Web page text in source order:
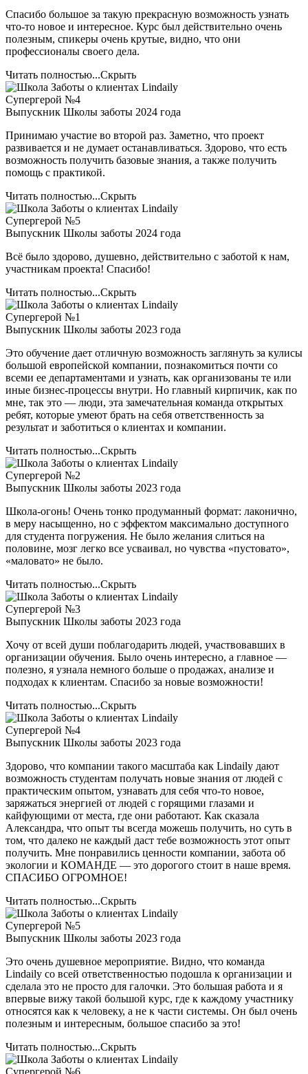
Спасибо большое за такую прекрасную возможность узнать
что-то новое и интересное. Курс был действительно очень
полезным, спикеры очень крутые, видно, что они
профессионалы своего дела.
Читать полностью...Скрыть
Супергерой №4
Выпускник Школы заботы 2024 года
Принимаю участие во второй раз. Заметно, что проект
развивается и не думает останавливаться. Здорово, что есть
возможность получить базовые знания, а также получить
помощь с практикой.
Читать полностью...Скрыть
Супергерой №5
Выпускник Школы заботы 2024 года
Всё было здорово, душевно, действительно с заботой к нам,
участникам проекта! Спасибо!
Читать полностью...Скрыть
Супергерой №1
Выпускник Школы заботы 2023 года
Это обучение дает отличную возможность заглянуть за кулисы
большой европейской компании, познакомиться почти со
всеми ее департаментами и узнать, как организованы те или
иные бизнес-процессы внутри. Но главный кирпичик, как по
мне, так это — люди, эта замечательная команда открытых
ребят, которые умеют брать на себя ответственность за
результат и заботиться о клиентах и компании.
Читать полностью...Скрыть
Супергерой №2
Выпускник Школы заботы 2023 года
Школа-огонь! Очень тонко продуманный формат: лаконично,
в меру насыщенно, но с эффектом максимально доступного
для студента погружения. Не было желания слиться на
половине, мозг легко все усваивал, но чувства «пустовато»,
«маловато» не было.
Читать полностью...Скрыть
Супергерой №3
Выпускник Школы заботы 2023 года
Хочу от всей души поблагодарить людей, участвовавших в
организации обучения. Было очень интересно, а главное —
полезно, я узнала немного больше о продажах, анализе и
подходах к клиентам. Спасибо за новые возможности!
Читать полностью...Скрыть
Супергерой №4
Выпускник Школы заботы 2023 года
Здорово, что компании такого масштаба как Lindaily дают
возможность студентам получать новые знания от людей с
практическим опытом, узнавать для себя что-то новое,
заряжаться энергией от людей с горящими глазами и
кайфующими от места, где они работают. Как сказала
Александра, что опыт ты всегда можешь получить, но суть в
том, что далеко не каждый даст тебе возможность этот опыт
получить. Мне понравились ценности компании, забота об
экологии и КОМАНДЕ — это дорогого стоит в наше время.
СПАСИБО ОГРОМНОЕ!
Читать полностью...Скрыть
Супергерой №5
Выпускник Школы заботы 2023 года
Это очень душевное мероприятие. Видно, что команда
Lindaily со всей ответственностью подошла к организации и
сделала это не просто для галочки. Это большая работа и я
впервые вижу такой большой курс, где к каждому участнику
относятся как к человеку, а не к части системы. Он был очень
полезным и интересным, большое спасибо за это!
Читать полностью...Скрыть
Супергерой №6